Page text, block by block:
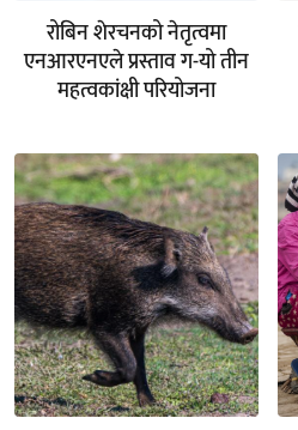
रोबिन शेरचनको नेतृत्वमा
एनआरएनएले प्रस्ताव ग-यो तीन
महत्वकांक्षी परियोजना